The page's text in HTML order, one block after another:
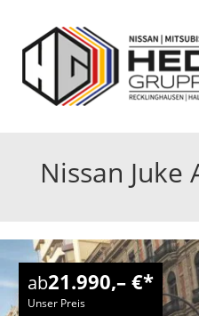
Nissan Juke
ab21.990,– €*
Unser Preis